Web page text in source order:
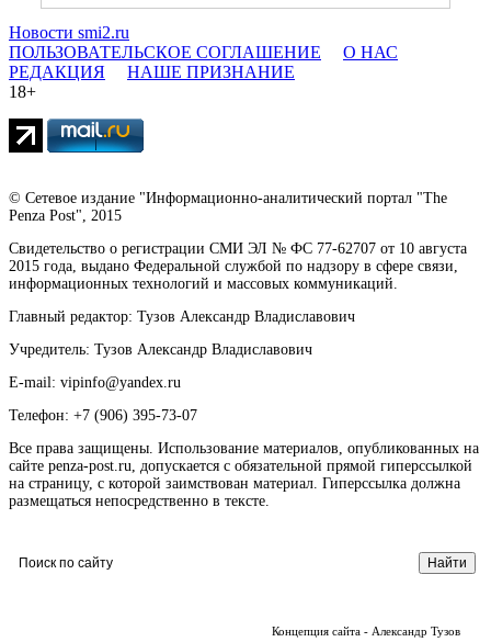
Новости smi2.ru
ПОЛЬЗОВАТЕЛЬСКОЕ СОГЛАШЕНИЕ
О НАС
РЕДАКЦИЯ
НАШЕ ПРИЗНАНИЕ
18+
© Сетевое издание "Информационно-аналитический портал "The
Penza Post", 2015
Свидетельство о регистрации СМИ ЭЛ № ФС 77-62707 от 10 августа
2015 года, выдано Федеральной службой по надзору в сфере связи,
информационных технологий и массовых коммуникаций.
Главный редактор: Тузов Александр Владиславович
Учредитель: Тузов Александр Владиславович
E-mail: vipinfo@yandex.ru
Телефон: +7 (906) 395-73-07
Все права защищены. Использование материалов, опубликованных на
сайте penza-post.ru, допускается с обязательной прямой гиперссылкой
на страницу, с которой заимствован материал. Гиперссылка должна
размещаться непосредственно в тексте.
Концепция сайта - Александр Тузов